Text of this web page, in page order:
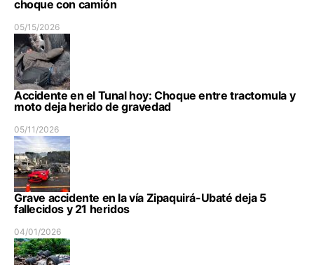
choque con camión
05/15/2026
Accidente en el Tunal hoy: Choque entre tractomula y
moto deja herido de gravedad
05/11/2026
Grave accidente en la vía Zipaquirá-Ubaté deja 5
fallecidos y 21 heridos
04/01/2026